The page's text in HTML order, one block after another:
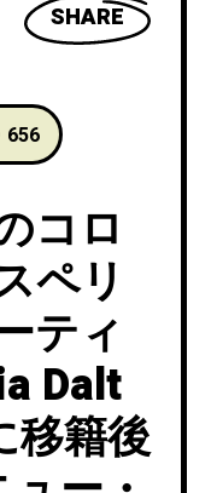
SHARE
656
コロ
ペリ
ティ
Dalt
移籍後